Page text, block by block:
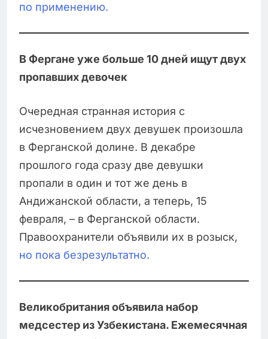
по применению.
В Фергане уже больше 10 дней ищут двух
пропавших девочек
Очередная странная история с
исчезновением двух девушек произошла
в Ферганской долине. В декабре
прошлого года сразу две девушки
пропали в один и тот же день в
Андижанской области, а теперь, 15
февраля, – в Ферганской области.
Правоохранители объявили их в розыск,
но пока безрезультатно.
Великобритания объявила набор
медсестер из Узбекистана. Ежемесячная